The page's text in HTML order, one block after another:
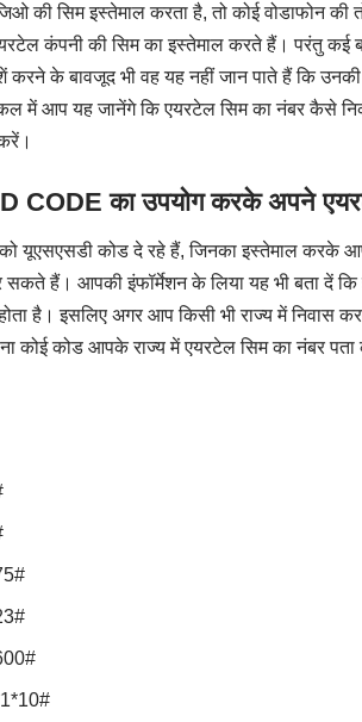
की सिम इस्तेमाल करता है, तो कोई वोडाफोन
कंपनी की सिम का इस्तेमाल करते हैं। परंतु कई
करने के बावजूद भी वह यह नहीं जान पाते हैं कि
में आप यह जानेंगे कि एयरटेल सिम का नंबर कैसे
CODE का उपयोग करके अपने
यूएसएसडी कोड दे रहे हैं, जिनका इस्तेमाल करके आप
सकते हैं। आपकी इंफॉर्मेशन के लिया यह भी बता दें
है। इसलिए अगर आप किसी भी राज्य में निवास
कोई कोड आपके राज्य में एयरटेल सिम का नंबर